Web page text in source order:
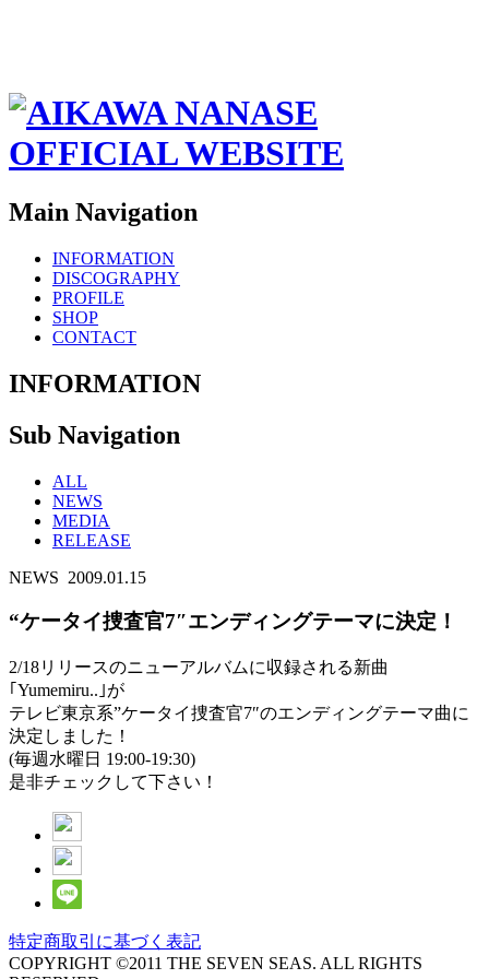
Main Navigation
INFORMATION
DISCOGRAPHY
PROFILE
SHOP
CONTACT
INFORMATION
Sub Navigation
ALL
NEWS
MEDIA
RELEASE
NEWS 2009.01.15
“ケータイ捜査官7″エンディングテーマに決定！
2/18リリースのニューアルバムに収録される新曲
｢Yumemiru..｣が
テレビ東京系”ケータイ捜査官7″のエンディングテーマ曲に
決定しました！
(毎週水曜日 19:00-19:30)
是非チェックして下さい！
特定商取引に基づく表記
COPYRIGHT ©2011 THE SEVEN SEAS. ALL RIGHTS